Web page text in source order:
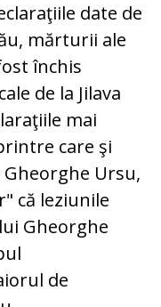
date de
mărturii ale
închis
de la Jilava
mai
care şi
Ursu,
că leziunile
Gheorghe
de